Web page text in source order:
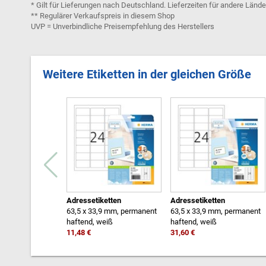
* Gilt für Lieferungen nach Deutschland. Lieferzeiten für andere
** Regulärer Verkaufspreis in diesem Shop
UVP = Unverbindliche Preisempfehlung des Herstellers
Weitere Etiketten in der gleichen Größe
Adressetiketten
63,5 x 33,9 mm, permanent
haftend, weiß
11,48 €
Adressetiketten
63,5 x 33,9 mm, permanent
haftend, weiß
31,60 €